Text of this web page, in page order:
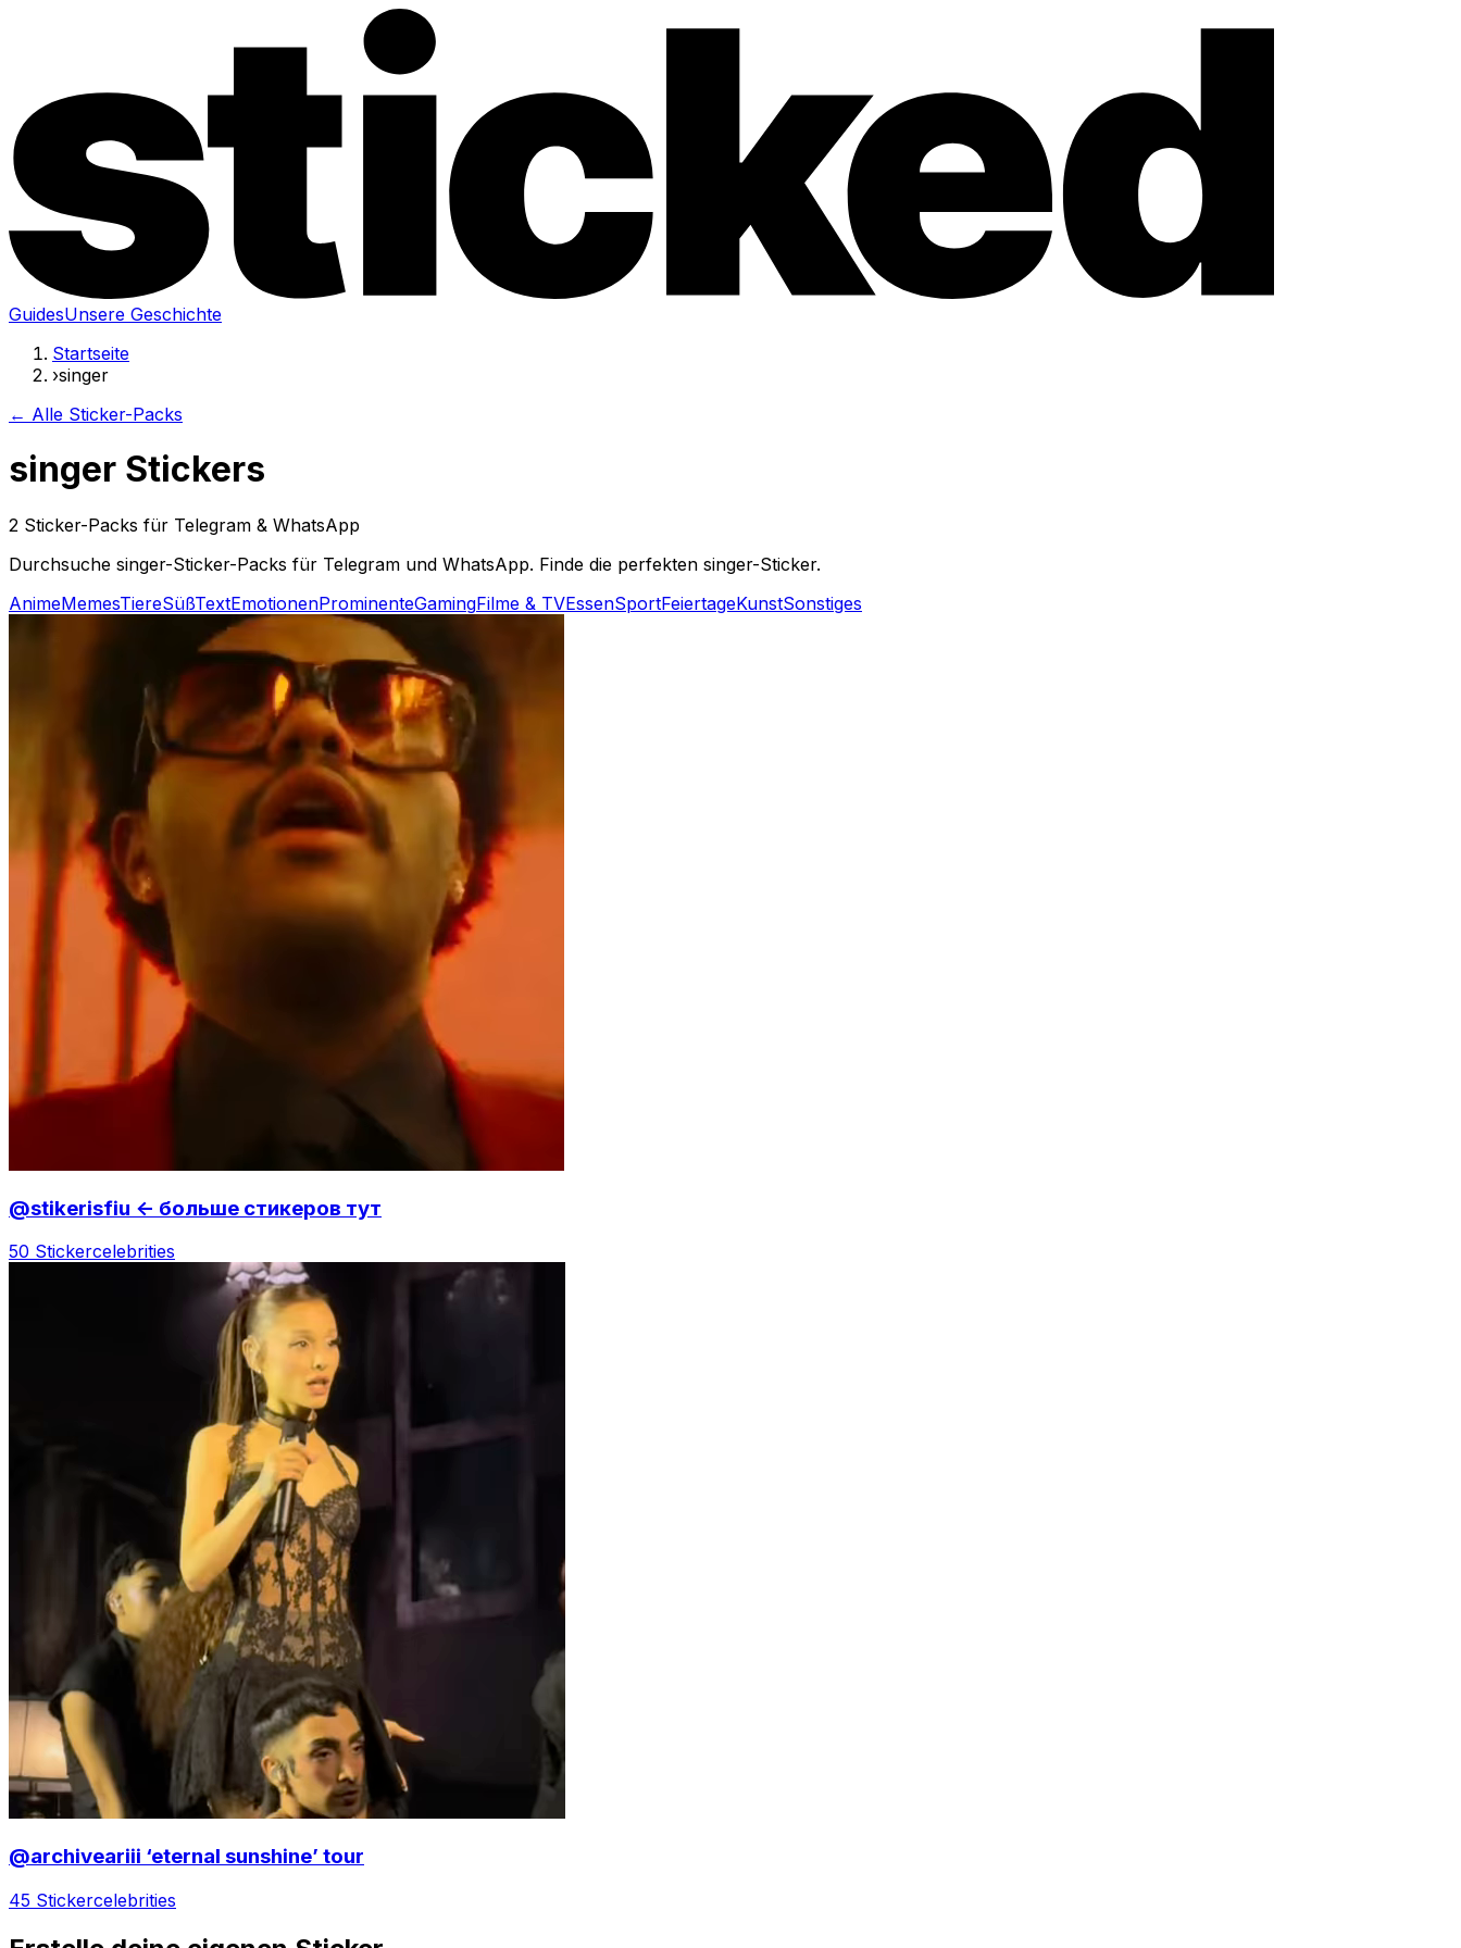
GuidesUnsere Geschichte
Startseite
›singer
← Alle Sticker-Packs
singer Stickers
2 Sticker-Packs für Telegram & WhatsApp
Durchsuche singer-Sticker-Packs für Telegram und WhatsApp. Finde die perfekten singer-Sticker.
AnimeMemesTiereSüßTextEmotionenProminenteGamingFilme & TVEssenSportFeiertageKunstSonstiges
@stikerisfiu <- больше стикеров тут
50 Stickercelebrities
@archiveariii ‘eternal sunshine’ tour
45 Stickercelebrities